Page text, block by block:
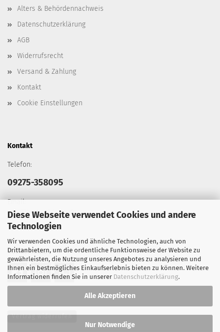
Diese Webseite verwendet Cookies und andere
Technologien
Wir verwenden Cookies und ähnliche Technologien, auch von
Drittanbietern, um die ordentliche Funktionsweise der Website zu
gewährleisten, die Nutzung unseres Angebotes zu analysieren und
Ihnen ein bestmögliches Einkaufserlebnis bieten zu können. Weitere
Informationen finden Sie in unserer Datenschutzerklärung.
Alle Akzeptieren
Nur Notwendige
Alters & Behördennachweis
Datenschutzerklärung
AGB
Widerrufsrecht
Versand & Zahlung
Kontakt
Cookie Einstellungen
Kontakt
Telefon:
09275-358095
Email:
info@tacticalgears.de
Social Media
Vertrag widerrufen